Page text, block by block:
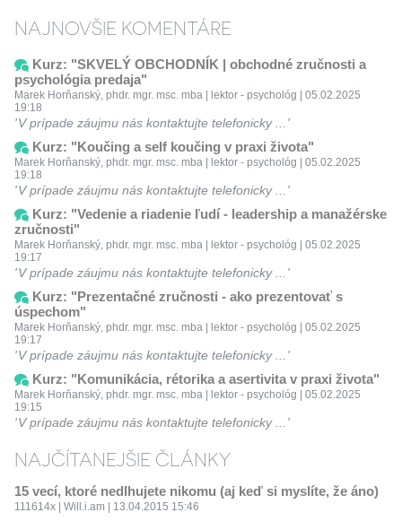
NAJNOVŠIE KOMENTÁRE
Kurz: "SKVELÝ OBCHODNÍK | obchodné zručnosti a
psychológia predaja"
Marek Horňanský, phdr. mgr. msc. mba | lektor - psychológ | 05.02.2025
19:18
V prípade záujmu nás kontaktujte telefonicky ...
Kurz: "Koučing a self koučing v praxi života"
Marek Horňanský, phdr. mgr. msc. mba | lektor - psychológ | 05.02.2025
19:18
V prípade záujmu nás kontaktujte telefonicky ...
Kurz: "Vedenie a riadenie ľudí - leadership a manažérske
zručnosti"
Marek Horňanský, phdr. mgr. msc. mba | lektor - psychológ | 05.02.2025
19:17
V prípade záujmu nás kontaktujte telefonicky ...
Kurz: "Prezentačné zručnosti - ako prezentovať s
úspechom"
Marek Horňanský, phdr. mgr. msc. mba | lektor - psychológ | 05.02.2025
19:17
V prípade záujmu nás kontaktujte telefonicky ...
Kurz: "Komunikácia, rétorika a asertivita v praxi života"
Marek Horňanský, phdr. mgr. msc. mba | lektor - psychológ | 05.02.2025
19:15
V prípade záujmu nás kontaktujte telefonicky ...
NAJČÍTANEJŠIE ČLÁNKY
15 vecí, ktoré nedlhujete nikomu (aj keď si myslíte, že áno)
111614x | Will.i.am | 13.04.2015 15:46